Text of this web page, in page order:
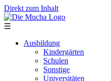
Direkt zum Inhalt
☰
Ausbildung
Kindergärten
Schulen
Sonstige
Universitäten